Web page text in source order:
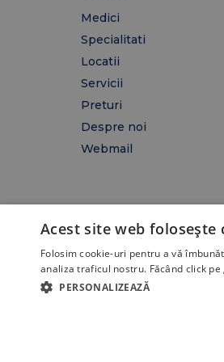
Medici
Specialitati
Locatii
Servicii
Preturi
Despre noi
Webmail
Copyright 2026 @
Acest site web folosește
Folosim cookie-uri pentru a vă
analiza traficul nostru. Făcând click
PERSONALIZEAZĂ